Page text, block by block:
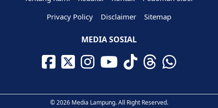
Privacy Policy
Disclaimer Sitemap
MEDIA SOSIAL
© 2026 Media Lampung. All Right Reserved.